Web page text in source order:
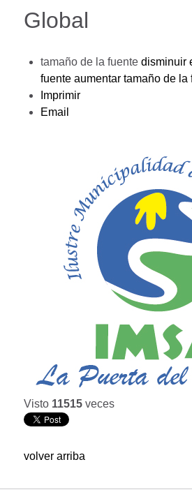
Global
tamaño de la fuente disminuir
fuente aumentar tamaño de la
Imprimir
Email
Visto 11515 veces
volver arriba